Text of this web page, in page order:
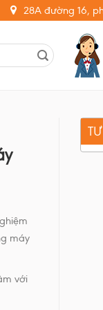
28A đường 16,
máy
với